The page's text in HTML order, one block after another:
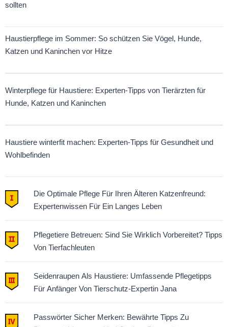
sollten
Haustierpflege im Sommer: So schützen Sie Vögel, Hunde,
Katzen und Kaninchen vor Hitze
Winterpflege für Haustiere: Experten-Tipps von Tierärzten für
Hunde, Katzen und Kaninchen
Haustiere winterfit machen: Experten-Tipps für Gesundheit und
Wohlbefinden
Die Optimale Pflege Für Ihren Älteren Katzenfreund:
Expertenwissen Für Ein Langes Leben
Pflegetiere Betreuen: Sind Sie Wirklich Vorbereitet? Tipps
Von Tierfachleuten
Seidenraupen Als Haustiere: Umfassende Pflegetipps
Für Anfänger Von Tierschutz-Expertin Jana
Passwörter Sicher Merken: Bewährte Tipps Zu